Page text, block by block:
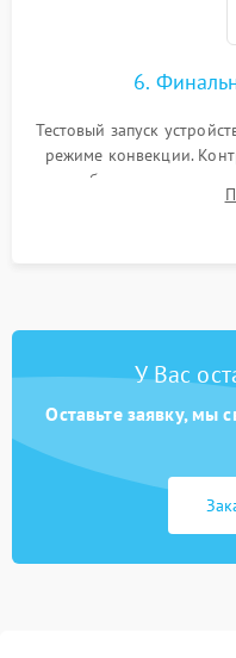
6.
Тестовый запуск
режиме конвекции.
срабатывания
температуры и
У Вас
Оставьте заявку, мы